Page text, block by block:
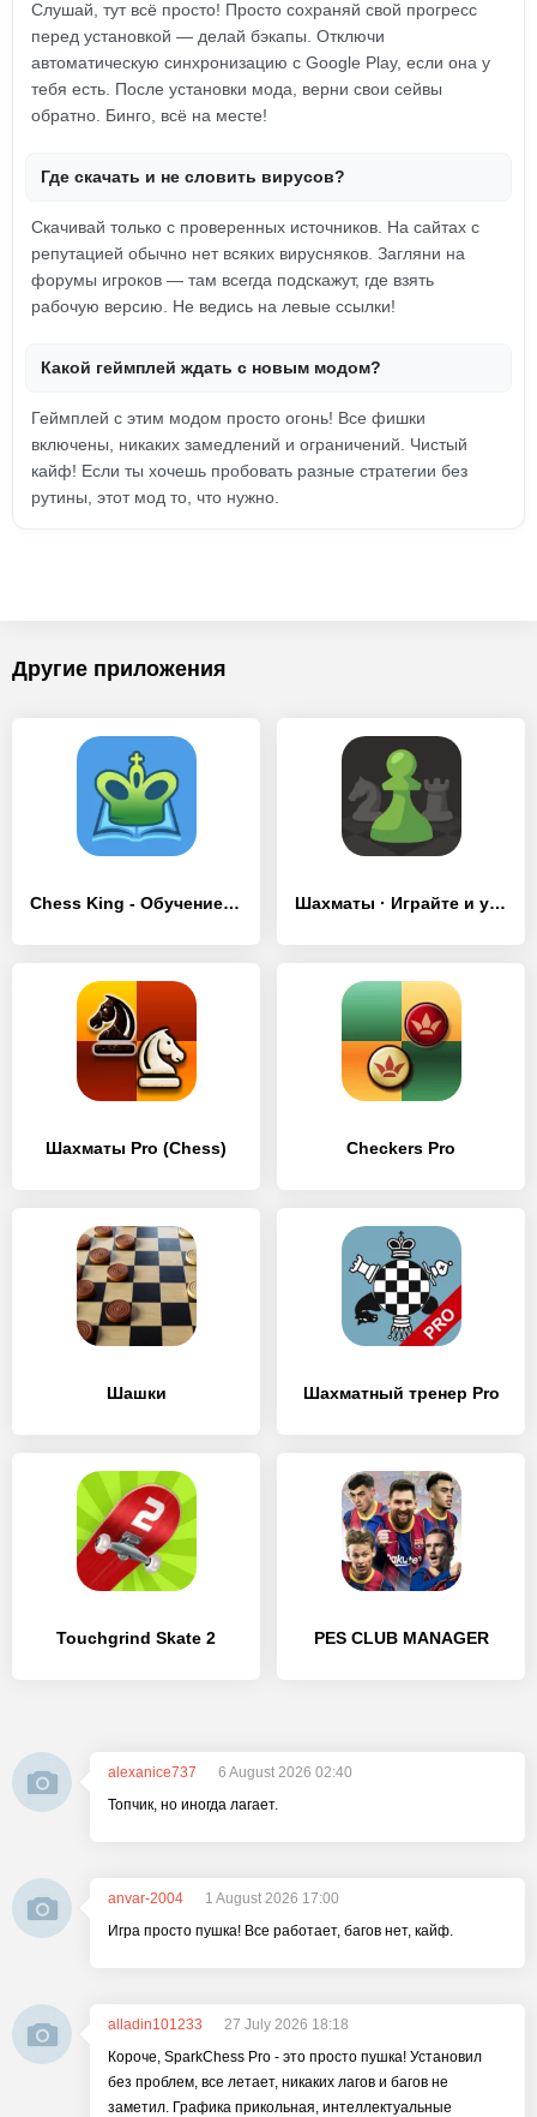
Слушай, тут всё просто! Просто сохраняй свой прогресс
перед установкой — делай бэкапы. Отключи
автоматическую синхронизацию с Google Play, если она у
тебя есть. После установки мода, верни свои сейвы
обратно. Бинго, всё на месте!
Где скачать и не словить вирусов?
Скачивай только с проверенных источников. На сайтах с
репутацией обычно нет всяких вирусняков. Загляни на
форумы игроков — там всегда подскажут, где взять
рабочую версию. Не ведись на левые ссылки!
Какой геймплей ждать с новым модом?
Геймплей с этим модом просто огонь! Все фишки
включены, никаких замедлений и ограничений. Чистый
кайф! Если ты хочешь пробовать разные стратегии без
рутины, этот мод то, что нужно.
Другие приложения
Chess King - Обучение шахматам Шахматы · Играйте и учитесь
Шахматы Pro (Chess) Checkers Pro
Шашки Шахматный тренер Pro
Touchgrind Skate 2 PES CLUB MANAGER
alexanice737
6 August 2026 02:40
Топчик, но иногда лагает.
anvar-2004
1 August 2026 17:00
Игра просто пушка! Все работает, багов нет, кайф.
alladin101233
27 July 2026 18:18
Короче, SparkChess Pro - это просто пушка! Установил
без проблем, все летает, никаких лагов и багов не
заметил. Графика прикольная, интеллектуальные